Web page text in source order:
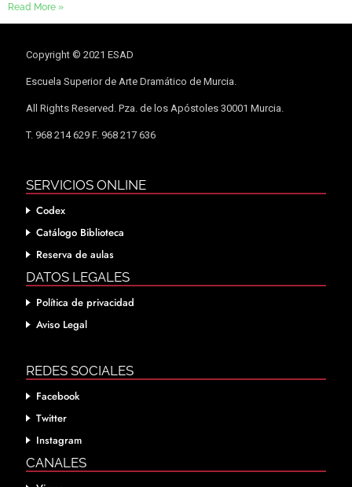
Read More »
Copyright © 2021 ESAD
Escuela Superior de Arte Dramático de Murcia.
All Rights Reserved. Pza. de los Apóstoles 30001 Murcia.
T. 968 214 629 F. 968 217 636
SERVICIOS ONLINE
Codex
Catálogo Biblioteca
Reserva de aulas
DATOS LEGALES
Política de privacidad
Aviso Legal
REDES SOCIALES
Facebook
Twitter
Instagram
CANALES